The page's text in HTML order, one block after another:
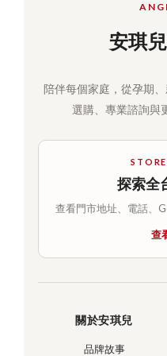
安琪
陪伴每個家庭，從孕期
選購、專業諮詢與
探索全
查看門市地址、電話、
查
關於安琪兒
品牌故事